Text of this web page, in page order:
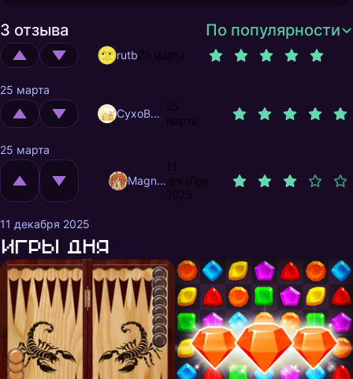
3 отзыва По популярности
rutb25 марта
25 марта
CyxoB666
25
марта
25 марта
MagnificentMrFox
11
декабря
2025
11 декабря 2025
Игры дня